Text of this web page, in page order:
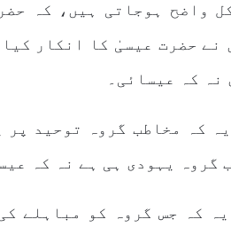
واضح ہوجاتی ہیں، کہ
نے حضرت عیسیٰ کا انکار
نہ کہ عیسائی۔
کہ مخاطب گروہ توحید
گروہ یہودی ہی ہے نہ کہ
کہ جس گروہ کو مباہلے